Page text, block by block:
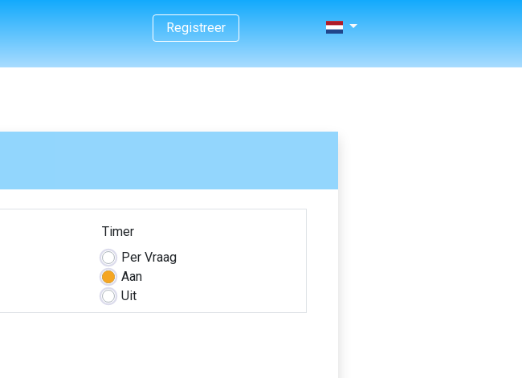
Registreer
Timer
Per Vraag
Aan
Uit